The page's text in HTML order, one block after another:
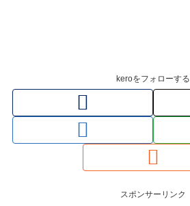
keroをフォローする
スポンサーリンク